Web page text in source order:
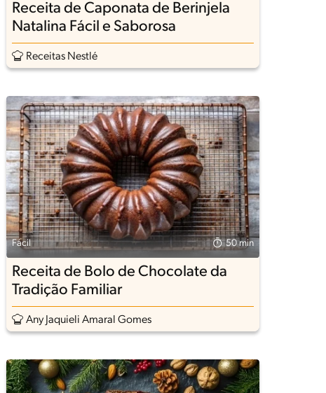
Receita de Caponata de Berinjela
Natalina Fácil e Saborosa
Receitas Nestlé
Fácil 50 min
Receita de Bolo de Chocolate da
Tradição Familiar
Any Jaquieli Amaral Gomes